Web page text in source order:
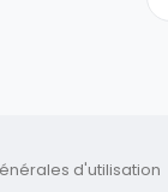
d'utilisation